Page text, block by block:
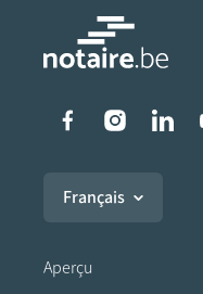
Liens
Français
Aperçu